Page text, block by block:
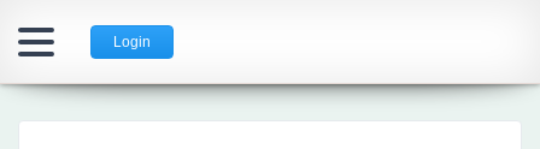
Login